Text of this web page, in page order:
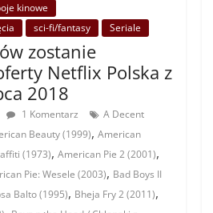
kinowe
sci-fi/fantasy Seriale
zostanie
Netflix Polska z
2018
1 Komentarz
A Decent
Beauty (1999), American
(1973), American Pie 2 (2001),
Pie: Wesele (2003), Bad Boys II
Balto (1995), Bheja Fry 2 (2011),